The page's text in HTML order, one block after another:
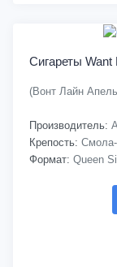
Сигареты Want
(Вонт Лайн
Производитель:
Крепость: Смола-
Формат: Queen